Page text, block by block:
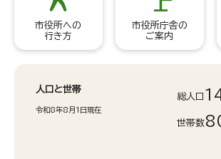
市役所への
行き方
市役所庁舎の
ご案内
人口と世帯
令和8年8月1日現在
総人口
世帯数